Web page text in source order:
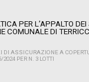
PER L’APPALTO
COMUNALE DI
DI ASSICURAZIONE A
PER N. 3 LOTTI